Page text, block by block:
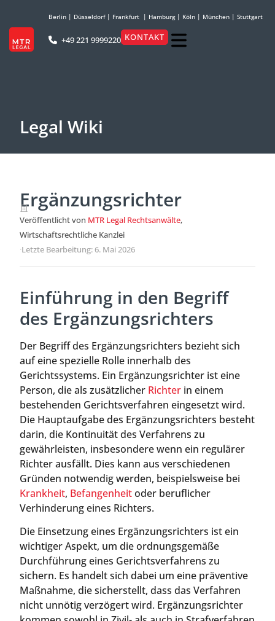
Berlin | Düsseldorf| Frankfurt | Hamburg| Köln | München | Stuttgart
+49 221 9999220 KONTAKT
Legal Wiki
Ergänzungsrichter
Veröffentlicht von MTR Legal Rechtsanwälte,
Wirtschaftsrechtliche Kanzlei
·Letzte Bearbeitung: 6. Mai 2026
Einführung in den Begriff
des Ergänzungsrichters
Der Begriff des Ergänzungsrichters bezieht sich
auf eine spezielle Rolle innerhalb des
Gerichtssystems. Ein Ergänzungsrichter ist eine
Person, die als zusätzlicher Richter in einem
bestehenden Gerichtsverfahren eingesetzt wird.
Die Hauptaufgabe des Ergänzungsrichters besteht
darin, die Kontinuität des Verfahrens zu
gewährleisten, insbesondere wenn ein regulärer
Richter ausfällt. Dies kann aus verschiedenen
Gründen notwendig werden, beispielsweise bei
Krankheit, Befangenheitoder beruflicher
Verhinderung eines Richters.
Die Einsetzung eines Ergänzungsrichters ist ein
wichtiger Aspekt, um die ordnungsgemäße
Durchführung eines Gerichtsverfahrens zu
sichern. Es handelt sich dabei um eine präventive
Maßnahme, die sicherstellt, dass das Verfahren
nicht unnötig verzögert wird. Ergänzungsrichter